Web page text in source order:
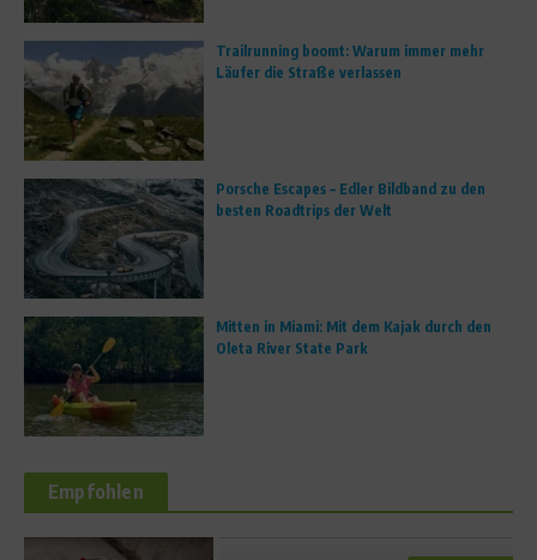
Trailrunning boomt: Warum immer mehr
Läufer die Straße verlassen
Porsche Escapes – Edler Bildband zu den
besten Roadtrips der Welt
Mitten in Miami: Mit dem Kajak durch den
Oleta River State Park
Empfohlen